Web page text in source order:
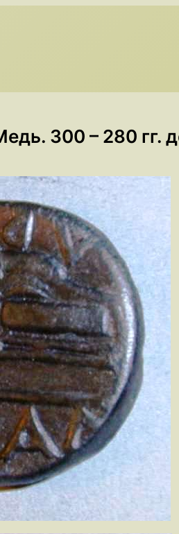
300 – 280 гг.